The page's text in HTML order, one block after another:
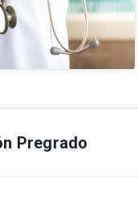
Pregrado